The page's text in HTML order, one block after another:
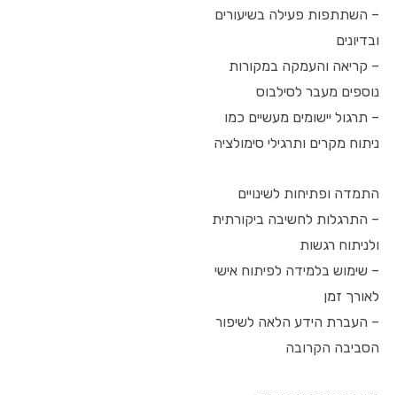
– השתתפות פעילה בשיעורים
ובדיונים
– קריאה והעמקה במקורות
נוספים מעבר לסילבוס
– תרגול יישומים מעשיים כמו
ניתוח מקרים ותרגילי סימולציה
התמדה ופתיחות לשינויים
– התרגלות לחשיבה ביקורתית
ולניתוח רגשות
– שימוש בלמידה לפיתוח אישי
לאורך זמן
– העברת הידע הלאה לשיפור
הסביבה הקרובה